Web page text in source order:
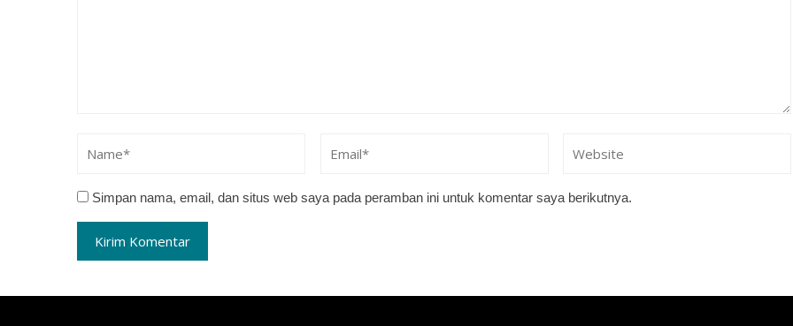
Simpan nama, email, dan situs web saya pada peramban ini untuk komentar saya berikutnya.